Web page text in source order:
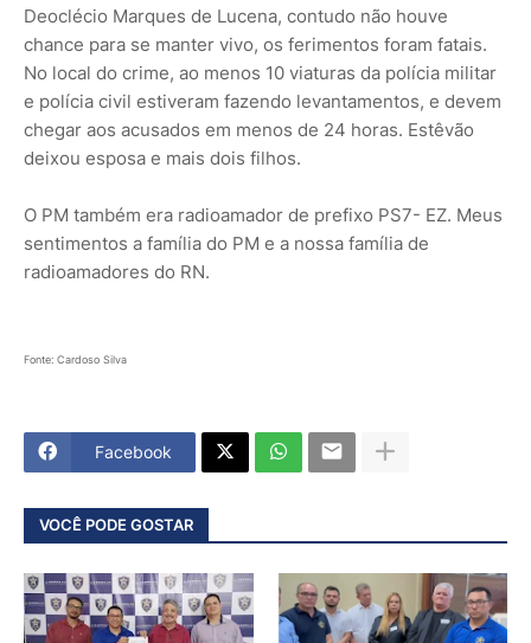
Deoclécio Marques de Lucena, contudo não houve
chance para se manter vivo, os ferimentos foram fatais.
No local do crime, ao menos 10 viaturas da polícia militar
e polícia civil estiveram fazendo levantamentos, e devem
chegar aos acusados em menos de 24 horas. Estêvão
deixou esposa e mais dois filhos.
O PM também era radioamador de prefixo PS7- EZ. Meus
sentimentos a família do PM e a nossa família de
radioamadores do RN.
Fonte: Cardoso Silva
Facebook
VOCÊ PODE GOSTAR